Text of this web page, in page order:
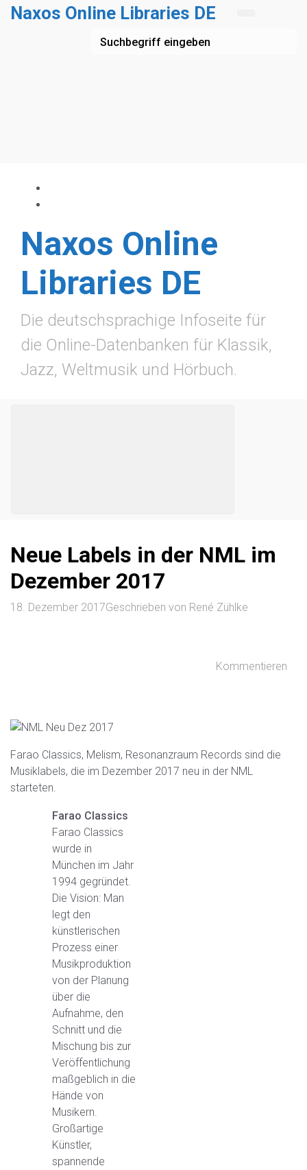
Zum Hauptinhalt springen
Naxos Online Libraries DE
Naxos Online
Libraries DE
Die deutschsprachige Infoseite für
die Online-Datenbanken für Klassik,
Jazz, Weltmusik und Hörbuch.
Neue Labels in der NML im
Dezember 2017
18. Dezember 2017Geschrieben von René Zühlke
Kommentieren
Farao Classics, Melism, Resonanzraum Records sind die
Musiklabels, die im Dezember 2017 neu in der NML
starteten.
Farao Classics
Farao Classics
wurde in
München im Jahr
1994 gegründet.
Die Vision: Man
legt den
künstlerischen
Prozess einer
Musikproduktion
von der Planung
über die
Aufnahme, den
Schnitt und die
Mischung bis zur
Veröffentlichung
maßgeblich in die
Hände von
Musikern.
Großartige
Künstler,
spannende